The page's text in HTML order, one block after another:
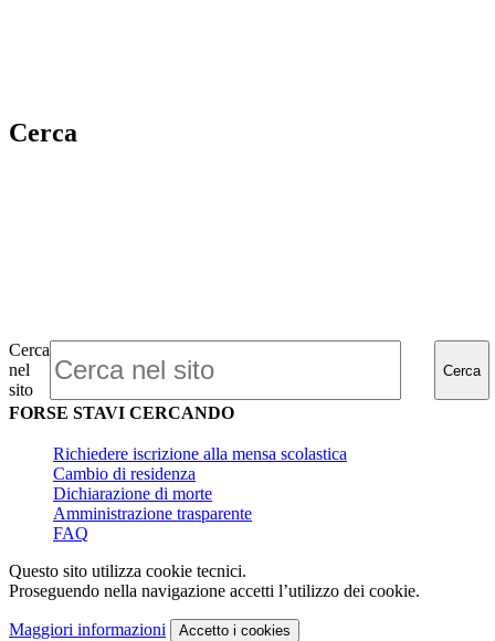
Cerca
Cerca
nel
sito
Cerca
FORSE STAVI CERCANDO
Richiedere iscrizione alla mensa scolastica
Cambio di residenza
Dichiarazione di morte
Amministrazione trasparente
FAQ
Questo sito utilizza cookie tecnici.
Proseguendo nella navigazione accetti l’utilizzo dei cookie.
Maggiori informazioni Accetto i cookies